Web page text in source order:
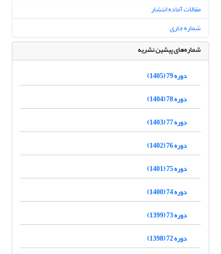
مقالات آماده انتشار
شماره جاری
شماره‌های پیشین نشریه
دوره 79 (1405)
دوره 78 (1404)
دوره 77 (1403)
دوره 76 (1402)
دوره 75 (1401)
دوره 74 (1400)
دوره 73 (1399)
دوره 72 (1398)